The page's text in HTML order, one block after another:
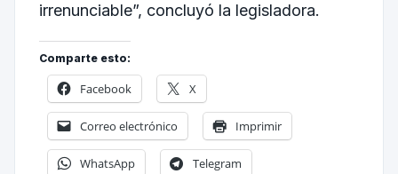
irrenunciable”, concluyó la legisladora.
Comparte esto:
Facebook X
Correo electrónico Imprimir
WhatsApp Telegram